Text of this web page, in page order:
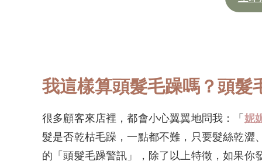
我這樣算頭髮毛躁嗎？頭髮
很多顧客來店裡，都會小心翼翼地問我：「 妮
髮是否乾枯毛躁，一點都不難，只要髮絲乾澀
的「頭髮毛躁警訊」，除了以上特徵，如果